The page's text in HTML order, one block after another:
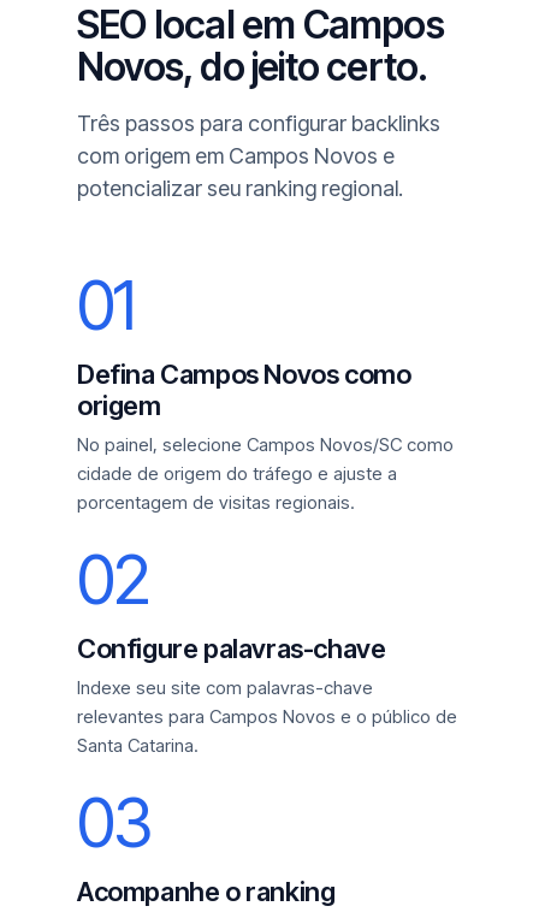
SEO local em Campos
Novos, do jeito certo.
Três passos para configurar backlinks
com origem em Campos Novos e
potencializar seu ranking regional.
01
Defina Campos Novos como
origem
No painel, selecione Campos Novos/SC como
cidade de origem do tráfego e ajuste a
porcentagem de visitas regionais.
02
Configure palavras-chave
Indexe seu site com palavras-chave
relevantes para Campos Novos e o público de
Santa Catarina.
03
Acompanhe o ranking